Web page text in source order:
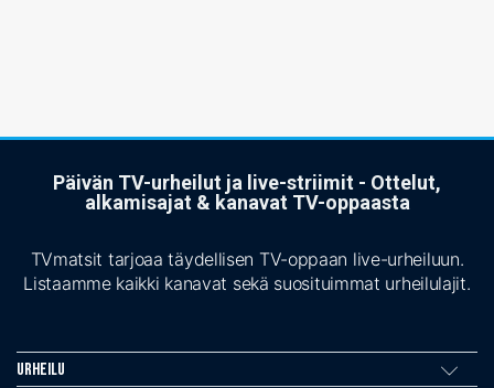
Päivän TV-urheilut ja live-striimit - Ottelut,
alkamisajat & kanavat TV-oppaasta
TVmatsit tarjoaa täydellisen TV-oppaan live-urheiluun.
Listaamme kaikki kanavat sekä suosituimmat urheilulajit.
Urheilu